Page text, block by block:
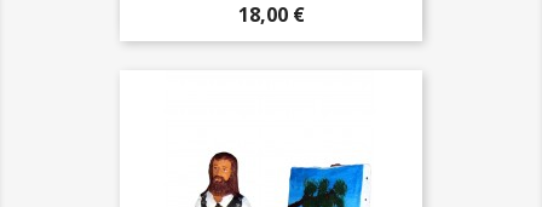
Prix
18,00 €